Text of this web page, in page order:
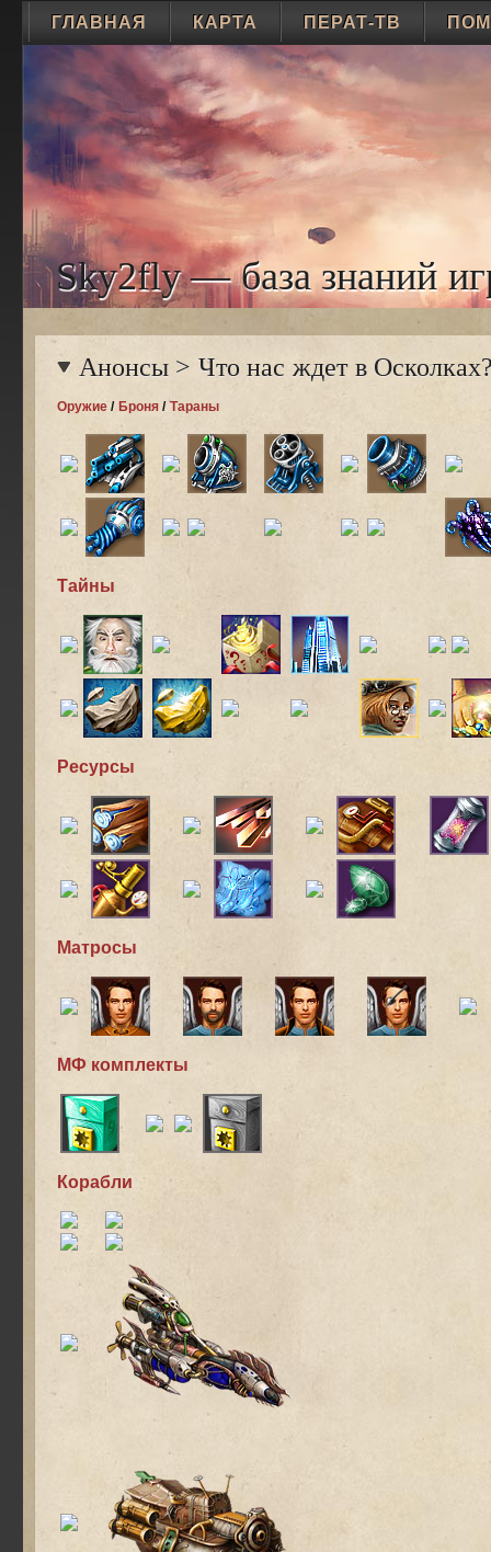
ГЛАВНАЯ КАРТА ПЕРАТ-ТВ
Sky2fly — база знаний
Анонсы> Что нас ждет в
Оружие/ Броня/Тараны
Тайны
Ресурсы
Матросы
МФ комплекты
Корабли